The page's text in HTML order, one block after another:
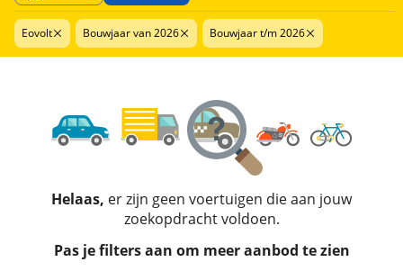
Eovolt Bouwjaar van 2026 Bouwjaar t/m 2026
Helaas, er zijn geen voertuigen die aan jouw
zoekopdracht voldoen.
Pas je filters aan om meer aanbod te zien